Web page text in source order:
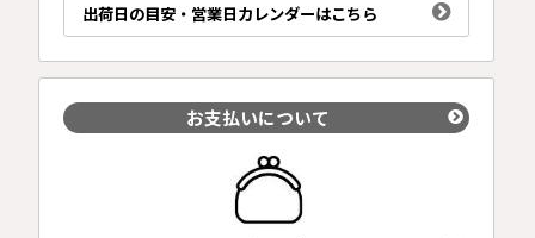
出荷日の目安・営業日カレンダーはこちら
お支払いについて